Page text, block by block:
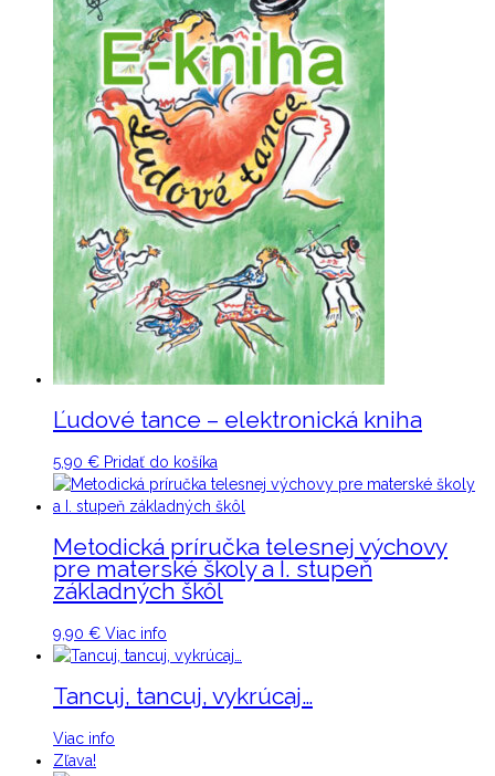
Ľudové tance – elektronická kniha
5,90 € Pridať do košíka
Metodická príručka telesnej výchovy
pre materské školy a I. stupeň
základných škôl
9,90 € Viac info
Tancuj, tancuj, vykrúcaj…
Viac info
Zľava!